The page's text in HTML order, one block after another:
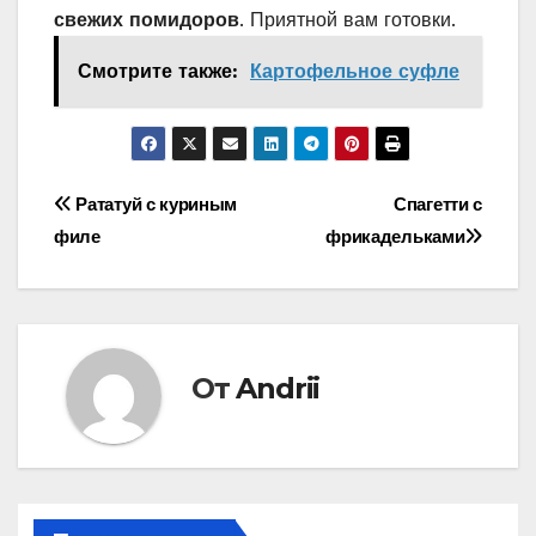
свежих помидоров. Приятной вам готовки.
Смотрите также: Картофельное суфле
Навигация
по
Спагетти с
фрикадельками
Рататуй с куриным
филе
ОтAndrii